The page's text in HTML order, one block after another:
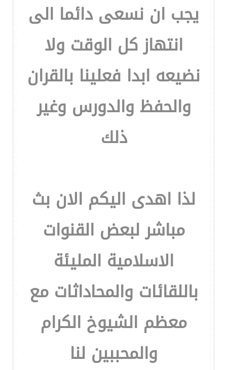
يجب ان نسعى دائما الى
انتهاز كل الوقت ولا
نضيعه ابدا فعلينا بالقران
والحفظ والدورس وغير
ذلك
لذا اهدى اليكم الان بث
مباشر لبعض القنوات
الاسلامية المليئة
باللقائات والمحاداثات مع
معظم الشيوخ الكرام
والمحببين لنا